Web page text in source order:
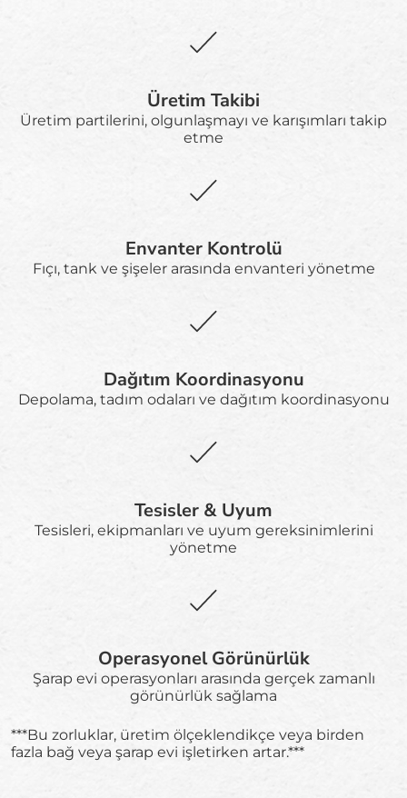
Üretim Takibi
Üretim partilerini, olgunlaşmayı ve karışımları takip
etme
Envanter Kontrolü
Fıçı, tank ve şişeler arasında envanteri yönetme
Dağıtım Koordinasyonu
Depolama, tadım odaları ve dağıtım koordinasyonu
Tesisler & Uyum
Tesisleri, ekipmanları ve uyum gereksinimlerini
yönetme
Operasyonel Görünürlük
Şarap evi operasyonları arasında gerçek zamanlı
görünürlük sağlama
***Bu zorluklar, üretim ölçeklendikçe veya birden
fazla bağ veya şarap evi işletirken artar.***